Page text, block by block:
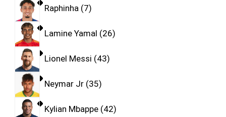
Raphinha 7
Lamine Yamal 26
Lionel Messi 43
Neymar Jr 35
Kylian Mbappe 42